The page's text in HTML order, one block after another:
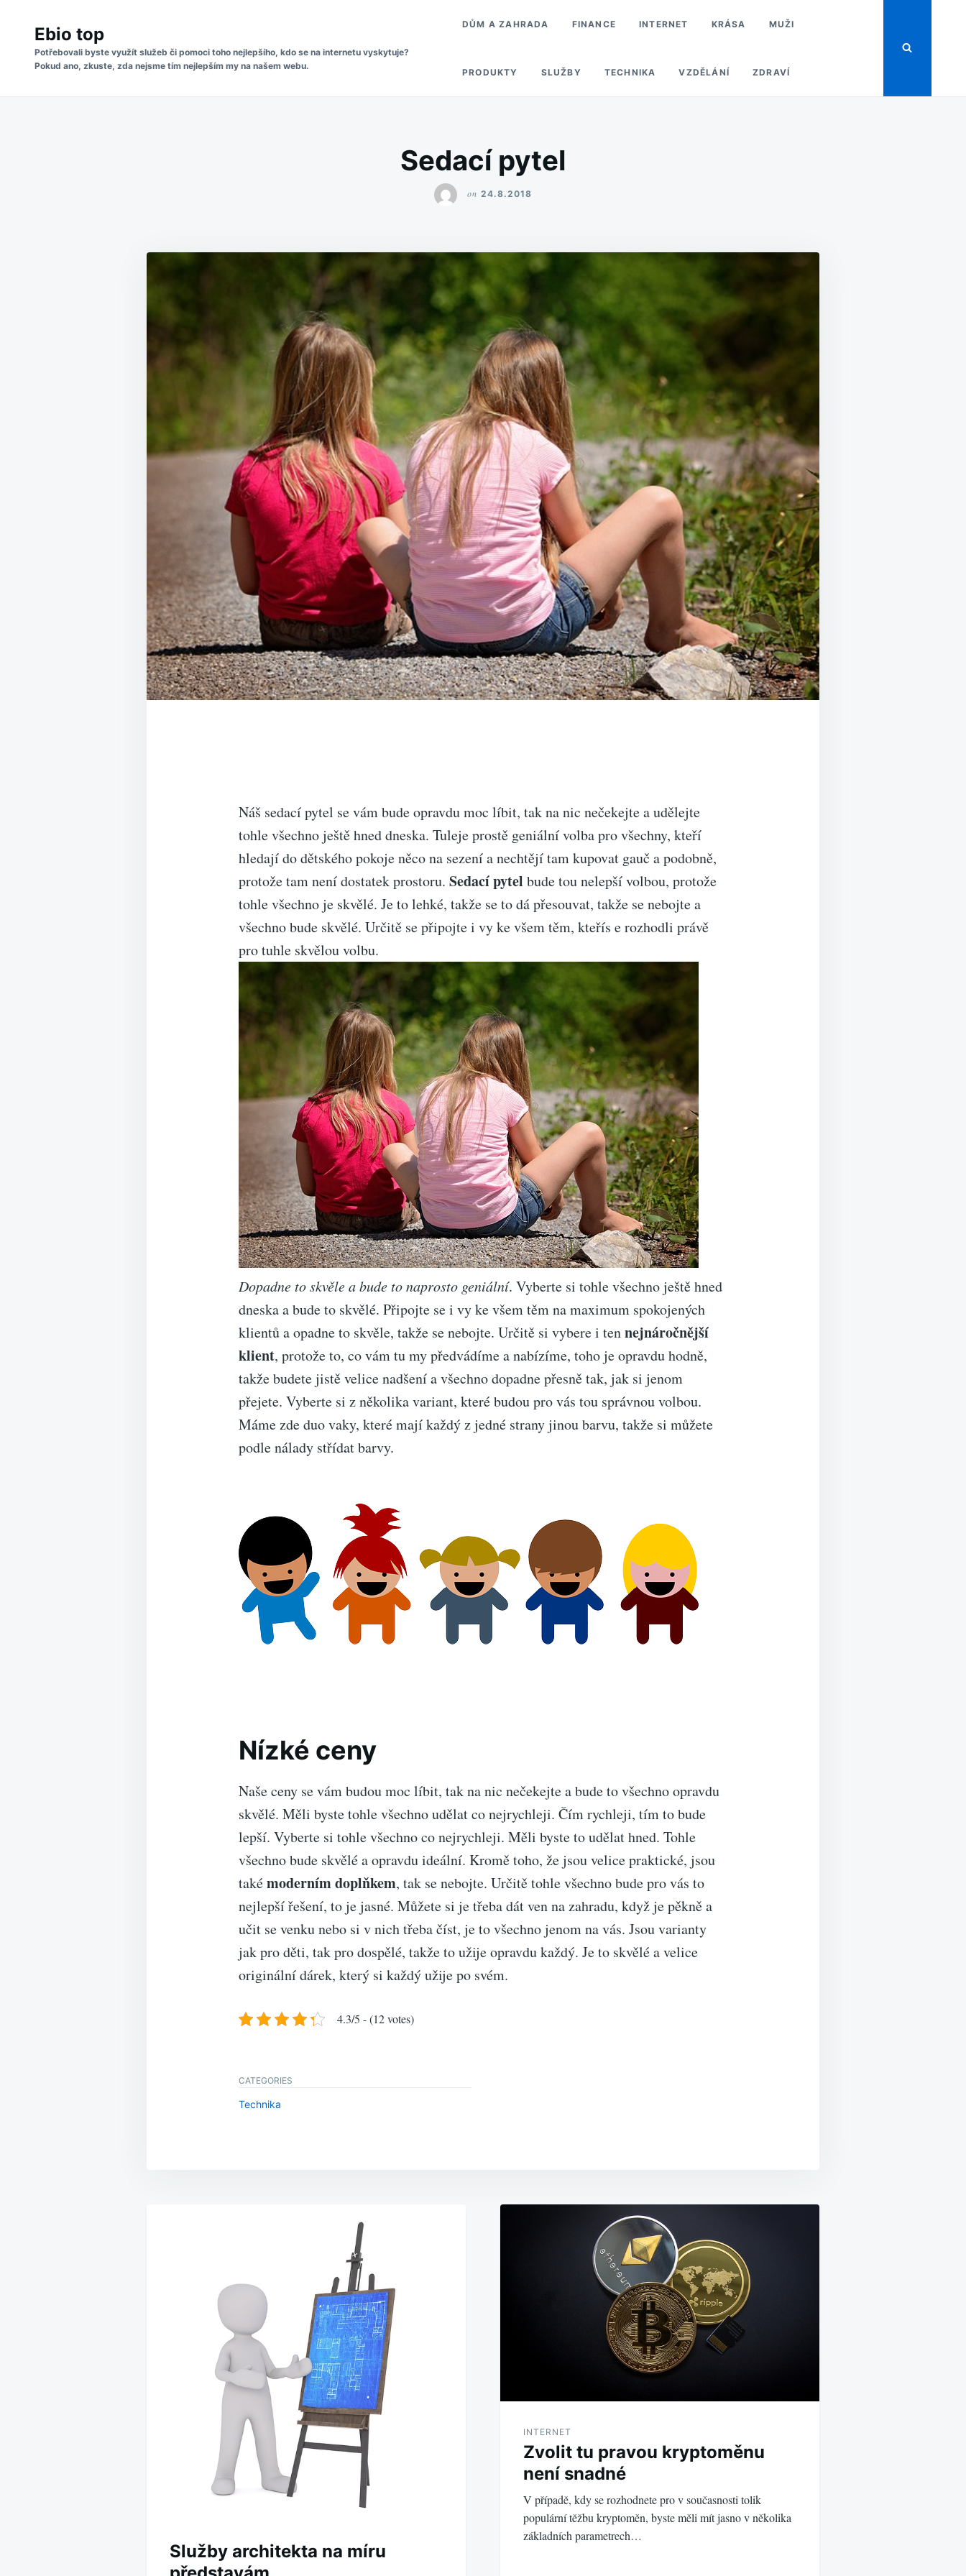
content
for:
Ebio top
Potřebovali byste využít služeb či pomoci toho nejlepšího, kdo se na internetu vyskytuje?
Pokud ano, zkuste, zda nejsme tím nejlepším my na našem webu.
DŮM A ZAHRADA FINANCE INTERNET KRÁSA MUŽI
PRODUKTY SLUŽBY TECHNIKA VZDĚLÁNÍ ZDRAVÍ
Sedací pytel
on 24.8.2018
Náš sedací pytel se vám bude opravdu moc líbit, tak na nic nečekejte a udělejte
tohle všechno ještě hned dneska. Tuleje prostě geniální volba pro všechny, kteří
hledají do dětského pokoje něco na sezení a nechtějí tam kupovat gauč a podobně,
protože tam není dostatek prostoru. Sedací pytel bude tou nelepší volbou, protože
tohle všechno je skvělé. Je to lehké, takže se to dá přesouvat, takže se nebojte a
všechno bude skvělé. Určitě se připojte i vy ke všem těm, kteřís e rozhodli právě
pro tuhle skvělou volbu.
Dopadne to skvěle a bude to naprosto geniální. Vyberte si tohle všechno ještě hned
dneska a bude to skvělé. Připojte se i vy ke všem těm na maximum spokojených
klientů a opadne to skvěle, takže se nebojte. Určitě si vybere i tennejnáročnější
klient, protože to, co vám tu my předvádíme a nabízíme, toho je opravdu hodně,
takže budete jistě velice nadšení a všechno dopadne přesně tak, jak si jenom
přejete. Vyberte si z několika variant, které budou pro vás tou správnou volbou.
Máme zde duo vaky, které mají každý z jedné strany jinou barvu, takže si můžete
podle nálady střídat barvy.
Nízké ceny
Naše ceny se vám budou moc líbit, tak na nic nečekejte a bude to všechno opravdu
skvělé. Měli byste tohle všechno udělat co nejrychleji. Čím rychleji, tím to bude
lepší. Vyberte si tohle všechno co nejrychleji. Měli byste to udělat hned. Tohle
všechno bude skvělé a opravdu ideální. Kromě toho, že jsou velice praktické, jsou
takémoderním doplňkem, tak se nebojte. Určitě tohle všechno bude pro vás to
nejlepší řešení, to je jasné. Můžete si je třeba dát ven na zahradu, když je pěkně a
učit se venku nebo si v nich třeba číst, je to všechno jenom na vás. Jsou varianty
jak pro děti, tak pro dospělé, takže to užije opravdu každý. Je to skvělé a velice
originální dárek, který si každý užije po svém.
4.3/5 - (12 votes)
CATEGORIES
Technika
Služby architekta na míru
INTERNET
Zvolit tu pravou kryptoměnu
není snadné
V případě, kdy se rozhodnete pro v současnosti tolik
populární těžbu kryptoměn, byste měli mít jasno v několika
základních parametrech…